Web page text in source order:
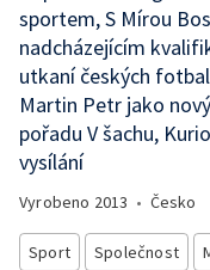
sportem, S Mírou
nadcházejícím
utkaní českých
Martin Petr jako
pořadu V šachu,
vysílání
Vyrobeno 2013 • Česko
Sport Společnost